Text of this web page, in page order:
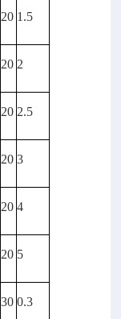
20 1.5
20 2
20 2.5
20 3
20 4
20 5
30 0.3